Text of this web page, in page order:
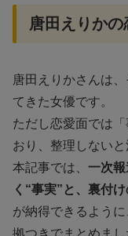
唐田えりか
唐田えりかさんは
てきた女優です。
ただし恋愛面では
おり、整理しない
本記事では、 一次
く“事実”と、裏付
が納得できるよう
拠つきでまとめまし